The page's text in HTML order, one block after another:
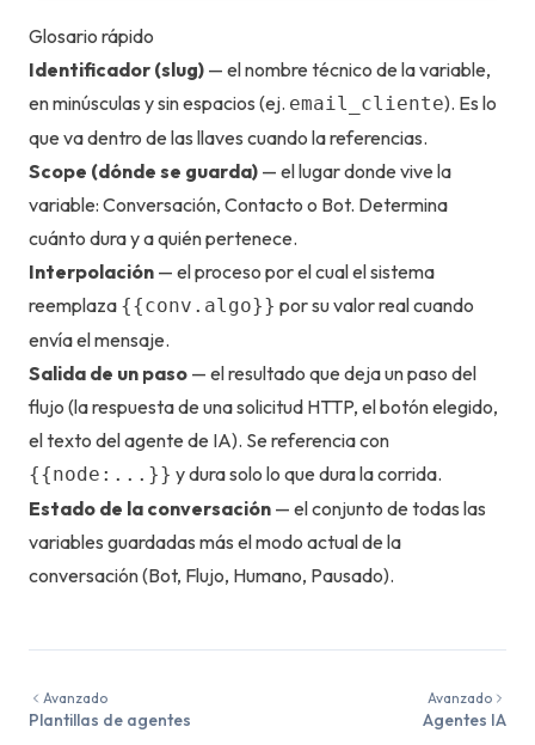
Glosario rápido
Identificador (slug) — el nombre técnico de la variable,
en minúsculas y sin espacios (ej. email_cliente). Es lo
que va dentro de las llaves cuando la referencias.
Scope (dónde se guarda) — el lugar donde vive la
variable: Conversación, Contacto o Bot. Determina
cuánto dura y a quién pertenece.
Interpolación — el proceso por el cual el sistema
reemplaza {{conv.algo}} por su valor real cuando
envía el mensaje.
Salida de un paso — el resultado que deja un paso del
flujo (la respuesta de una solicitud HTTP, el botón elegido,
el texto del agente de IA). Se referencia con
{{node:...}} y dura solo lo que dura la corrida.
Estado de la conversación — el conjunto de todas las
variables guardadas más el modo actual de la
conversación (Bot, Flujo, Humano, Pausado).
Avanzado
Plantillas de agentes
Avanzado
Agentes IA